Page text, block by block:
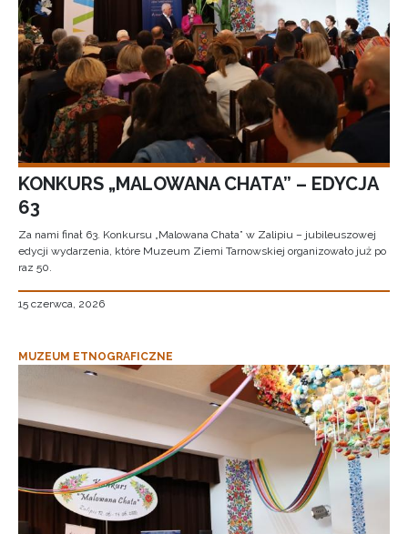
KONKURS „MALOWANA CHATA” – EDYCJA
63
Za nami finał 63. Konkursu „Malowana Chata” w Zalipiu – jubileuszowej
edycji wydarzenia, które Muzeum Ziemi Tarnowskiej organizowało już po
raz 50.
15 czerwca, 2026
MUZEUM ETNOGRAFICZNE